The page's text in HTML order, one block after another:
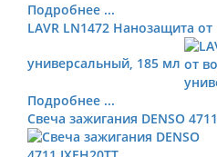
Подробнее ...
LAVR LN1472 Нанозащита
универсальный, 185 мл
Подробнее ...
Свеча зажигания DENSO